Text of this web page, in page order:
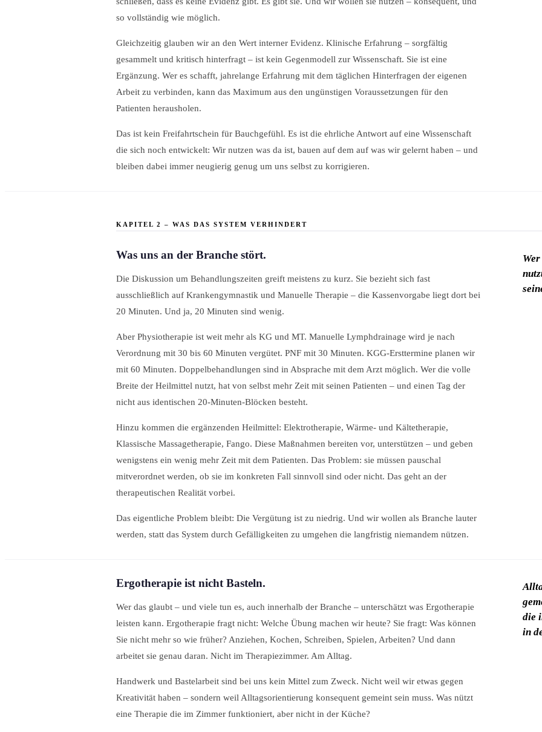
so vollständig wie möglich.
Gleichzeitig glauben wir an den Wert interner Evidenz. Klinische Erfahrung – sorgfältig
gesammelt und kritisch hinterfragt – ist kein Gegenmodell zur Wissenschaft. Sie ist eine
Ergänzung. Wer es schafft, jahrelange Erfahrung mit dem täglichen Hinterfragen der eigenen
Arbeit zu verbinden, kann das Maximum aus den ungünstigen Voraussetzungen für den
Patienten herausholen.
Das ist kein Freifahrtschein für Bauchgefühl. Es ist die ehrliche Antwort auf eine Wissenschaft
die sich noch entwickelt: Wir nutzen was da ist, bauen auf dem auf was wir gelernt haben – und
bleiben dabei immer neugierig genug um uns selbst zu korrigieren.
KAPITEL 2 – WAS DAS SYSTEM VERHINDERT
Was uns an der Branche stört.
Die Diskussion um Behandlungszeiten greift meistens zu kurz. Sie bezieht sich fast
ausschließlich auf Krankengymnastik und Manuelle Therapie – die Kassenvorgabe liegt dort bei
20 Minuten. Und ja, 20 Minuten sind wenig.
Aber Physiotherapie ist weit mehr als KG und MT. Manuelle Lymphdrainage wird je nach
Verordnung mit 30 bis 60 Minuten vergütet. PNF mit 30 Minuten. KGG-Ersttermine planen wir
mit 60 Minuten. Doppelbehandlungen sind in Absprache mit dem Arzt möglich. Wer die volle
Breite der Heilmittel nutzt, hat von selbst mehr Zeit mit seinen Patienten – und einen Tag der
nicht aus identischen 20-Minuten-Blöcken besteht.
Hinzu kommen die ergänzenden Heilmittel: Elektrotherapie, Wärme- und Kältetherapie,
Klassische Massagetherapie, Fango. Diese Maßnahmen bereiten vor, unterstützen – und geben
wenigstens ein wenig mehr Zeit mit dem Patienten. Das Problem: sie müssen pauschal
mitverordnet werden, ob sie im konkreten Fall sinnvoll sind oder nicht. Das geht an der
therapeutischen Realität vorbei.
Das eigentliche Problem bleibt: Die Vergütung ist zu niedrig. Und wir wollen als Branche lauter
werden, statt das System durch Gefälligkeiten zu umgehen die langfristig niemandem nützen.
Ergotherapie ist nicht Basteln.
Wer das glaubt – und viele tun es, auch innerhalb der Branche – unterschätzt was Ergotherapie
leisten kann. Ergotherapie fragt nicht: Welche Übung machen wir heute? Sie fragt: Was können
Sie nicht mehr so wie früher? Anziehen, Kochen, Schreiben, Spielen, Arbeiten? Und dann
arbeitet sie genau daran. Nicht im Therapiezimmer. Am Alltag.
Handwerk und Bastelarbeit sind bei uns kein Mittel zum Zweck. Nicht weil wir etwas gegen
Kreativität haben – sondern weil Alltagsorientierung konsequent gemeint sein muss. Was nützt
eine Therapie die im Zimmer funktioniert, aber nicht in der Küche?
die
in